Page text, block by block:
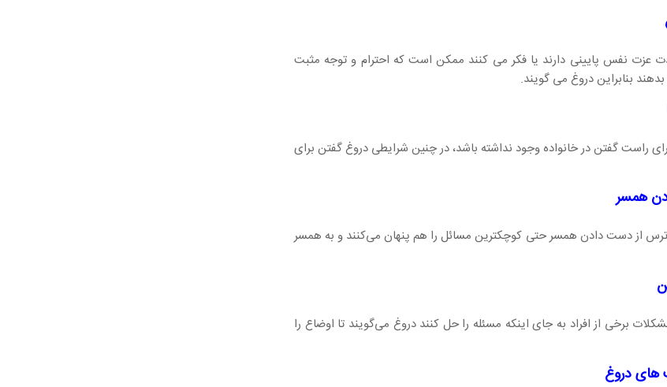
عزت نفس پایینی دارند یا فکر می کنند ممکن است که احترام و توجه مثبت
بنابراین دروغ می گویند.
راست گفتن در خانواده وجود نداشته باشد، در چنین شرایطی دروغ گفتن برای
همسر
از دست دادن همسر حتی کوچکترین مسائل را هم پنهان می‌کنند و به همسر
برخی از افراد به جای اینکه مسئله را حل کنند دروغ می‌گویند تا اوضاع را
های دروغ